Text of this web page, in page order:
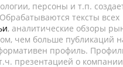
персоны и т.п.
тексты всех
, аналитические обзоры
чем больше публикаций
профиль.
презентацией о